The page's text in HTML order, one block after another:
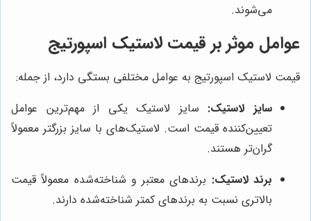
می‌شوند.
عوامل موثر بر قیمت لاستیک اسپورتیج
قیمت لاستیک اسپورتیج به عوامل مختلفی بستگی دارد، از جمله:
سایز لاستیک: سایز لاستیک یکی از مهم‌ترین عوامل
تعیین‌کننده قیمت است. لاستیک‌های با سایز بزرگتر معمولاً
گران‌تر هستند.
برند لاستیک: برندهای معتبر و شناخته‌شده معمولاً قیمت
بالاتری نسبت به برندهای کمتر شناخته‌شده دارند.